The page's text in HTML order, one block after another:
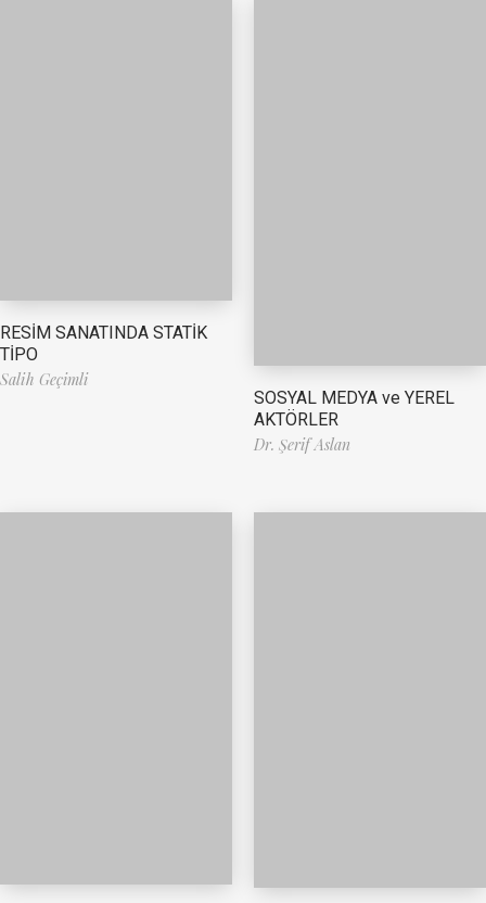
RESİM SANATINDA STATİK
TİPO
Salih Geçimli
SOSYAL MEDYA ve YEREL
AKTÖRLER
Dr. Şerif Aslan